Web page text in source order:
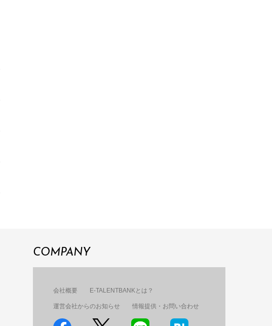
COMPANY
会社概要 E-TALENTBANKとは？
運営会社からのお知らせ 情報提供・お問い合わせ